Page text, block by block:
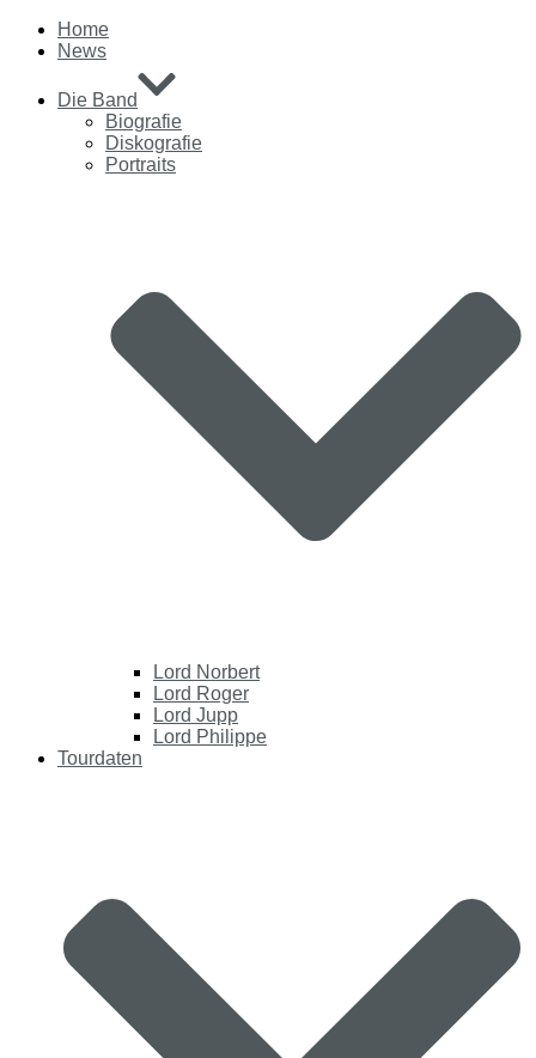
Home
News
Die Band
Biografie
Diskografie
Portraits
Lord Norbert
Lord Roger
Lord Jupp
Lord Philippe
Tourdaten